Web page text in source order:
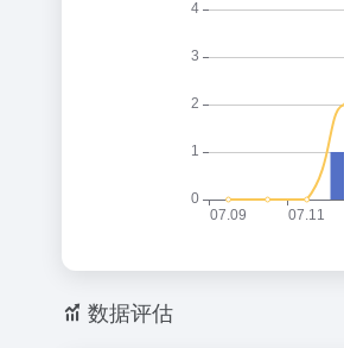
数据评估